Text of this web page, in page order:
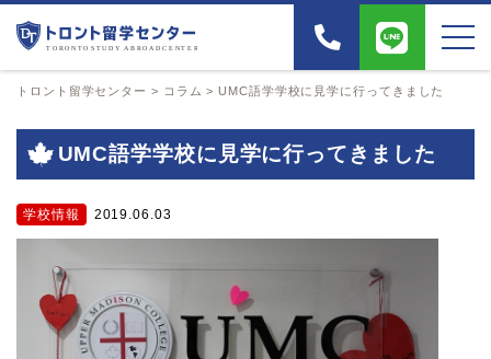
トロント留学センター > コラム >UMC語学学校に見学に行ってきました
UMC語学学校に見学に行ってきました
学校情報 2019.06.03